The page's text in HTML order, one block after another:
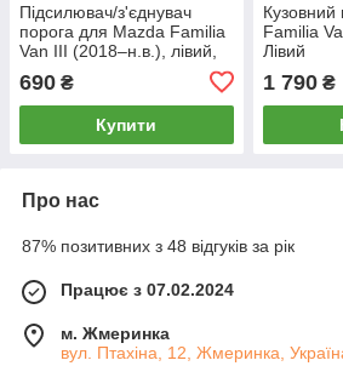
Підсилювач/з'єднувач
порога для Mazda Familia
Van III (2018–н.в.), лівий,
товщина 2.4 мм, довжина
5 см
690 ₴
Купити
Кузовний
Familia
Лівий
1 790₴
Про нас
87% позитивних з 48 відгуків за рік
Працює з 07.02.2024
м. Жмеринка
вул. Птахіна, 12, Жмеринка,